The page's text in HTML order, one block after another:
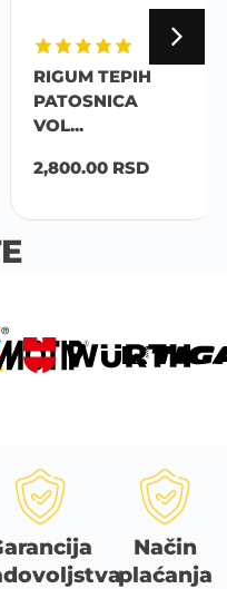
RIGUM TEPIH
PATOSNICA
VOL...
2,800.00RSD
Način
plaćanja